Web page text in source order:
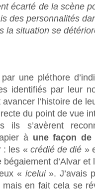
écarté de la scène
des personnalités
la situation se
une pléthore
identifiés par leur
l’histoire de
du point de vue
ils s’avèrent
à une façon de
: les « crédié de dié »
bégaiement d’Alvar
« icelui». J’avais
mais en fait cela se